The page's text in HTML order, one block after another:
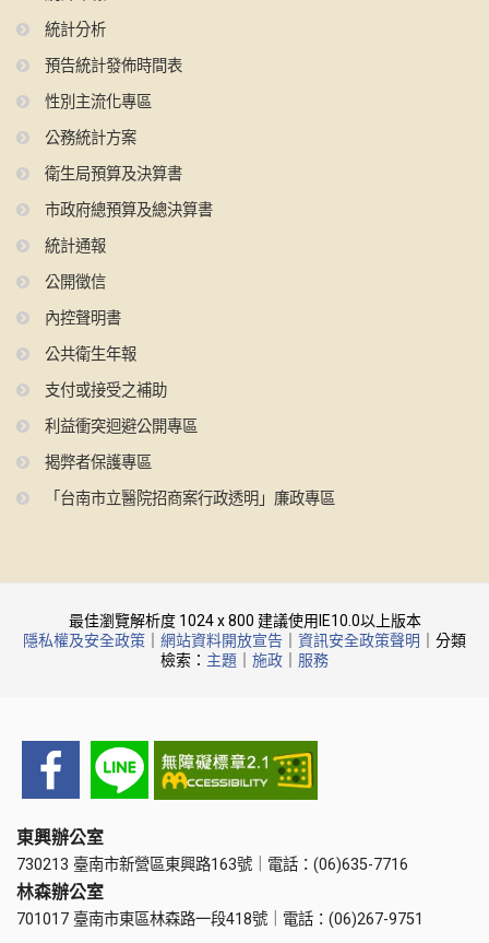
統計分析
預告統計發佈時間表
性別主流化專區
公務統計方案
衛生局預算及決算書
市政府總預算及總決算書
統計通報
公開徵信
內控聲明書
公共衛生年報
支付或接受之補助
利益衝突迴避公開專區
揭弊者保護專區
「台南市立醫院招商案行政透明」廉政專區
最佳瀏覽解析度 1024 x 800 建議使用IE10.0以上版本
隱私權及安全政策
網站資料開放宣告 資訊安全政策聲明
｜分類
檢索： 主題 施政 服務
東興辦公室
730213 臺南市新營區東興路163號｜電話：(06)635-7716
林森辦公室
701017 臺南市東區林森路一段418號｜電話：(06)267-9751